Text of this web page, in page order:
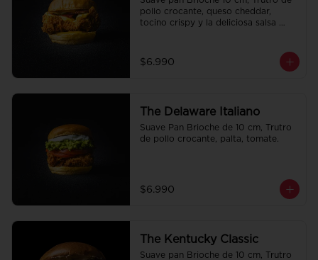
pollo crocante, queso cheddar,
tocino crispy y la deliciosa salsa
$6.990
The Delaware Italiano
Suave Pan Brioche de 10 cm, Trutro
de pollo crocante, palta, tomate.
$6.990
The Kentucky Classic
Suave pan Brioche de 10 cm, Trutro